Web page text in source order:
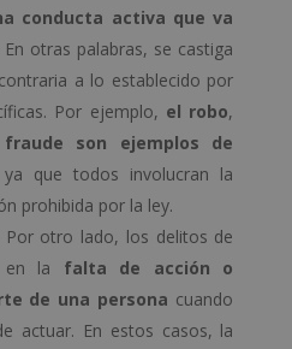
conducta activa que va
En otras palabras, se castiga
a lo establecido por
Por ejemplo, el robo,
son ejemplos de
que todos involucran la
prohibida por la ley.
Por otro lado, los delitos de
en la falta de acción o
de una persona cuando
actuar. En estos casos, la